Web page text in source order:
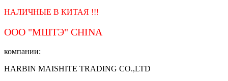
НАЛИЧНЫЕ В КИТАЯ !!!
ООО "МШТЭ" CHINA
компании:
HARBIN MAISHITE TRADING CO.,LTD